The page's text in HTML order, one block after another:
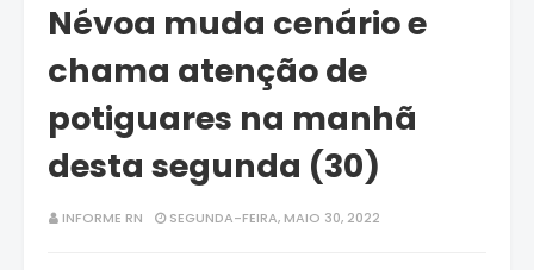
Névoa muda cenário e
chama atenção de
potiguares na manhã
desta segunda (30)
INFORME RN SEGUNDA-FEIRA, MAIO 30, 2022